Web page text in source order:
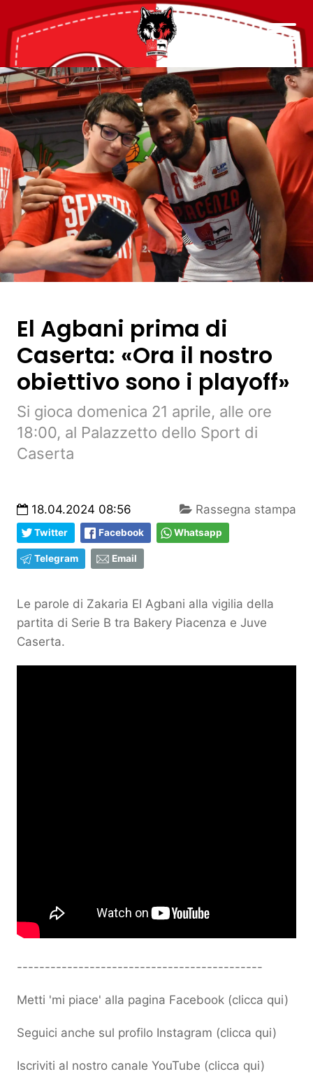
El Agbani prima di
Caserta: «Ora il nostro
obiettivo sono i playoff»
Si gioca domenica 21 aprile, alle ore
18:00, al Palazzetto dello Sport di
Caserta
18.04.2024 08:56 Rassegna stampa
Twitter Facebook Whatsapp
Telegram Email
Le parole di Zakaria El Agbani alla vigilia della
partita di Serie B tra Bakery Piacenza e Juve
Caserta.
--------------------------------------------
Metti 'mi piace' alla pagina Facebook (clicca qui)
Seguici anche sul profilo Instagram (clicca qui)
Iscriviti al nostro canale YouTube (clicca qui)